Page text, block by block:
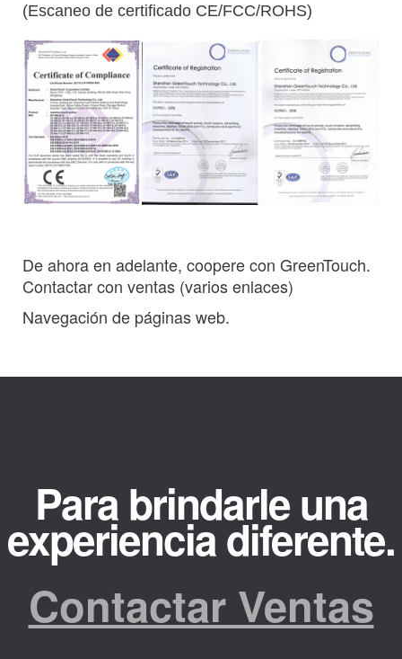
(Escaneo de certificado CE/FCC/ROHS)
De ahora en adelante, coopere con GreenTouch.
Contactar con ventas (varios enlaces)
Navegación de páginas web.
Para brindarle una
experiencia diferente.
Contactar Ventas